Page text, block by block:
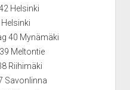
Helsinki
40 Mynämäki
Meltontie
Riihimäki
Savonlinna